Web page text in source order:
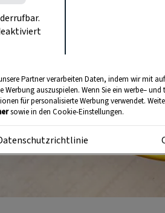
Partner verarbeiten Daten, indem wir mit
auszuspielen. Wenn Sie ein werbe–
für personalisierte Werbung verwendet.
sowie in den Cookie-Einstellungen.